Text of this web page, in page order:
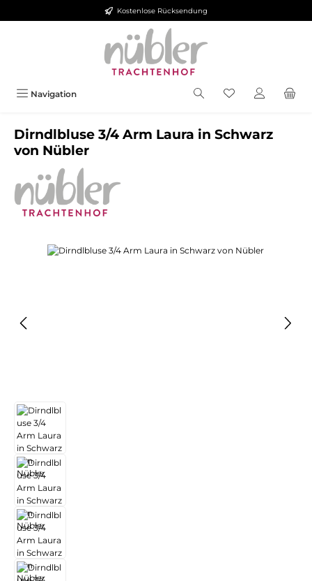
Zum Hauptinhalt springen Kostenlose Rücksendung
Navigation
Dirndlbluse 3/4 Arm Laura in Schwarz
von Nübler
Bildergalerie überspringen